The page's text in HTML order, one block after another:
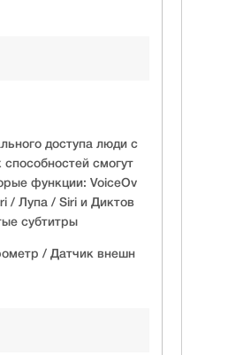
доступа люди с
смогут
функции: VoiceOv
/ Лупа / Siri и Диктов
субтитры
/ Датчик внешн